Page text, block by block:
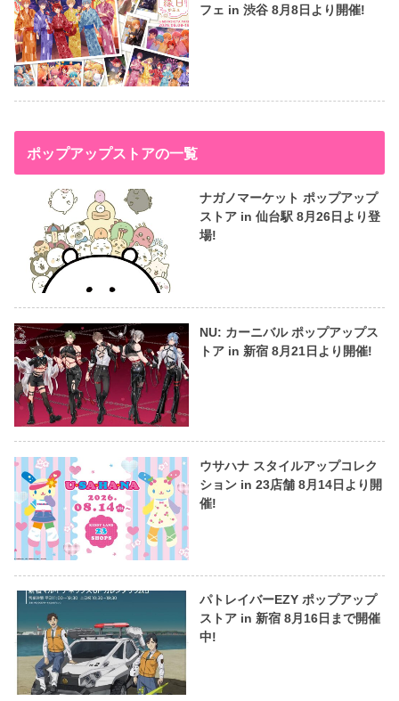
フェ in 渋谷 8月8日より開催!
ポップアップストアの一覧
ナガノマーケット ポップアップ
ストア in 仙台駅 8月26日より登
場!
NU: カーニバル ポップアップス
トア in 新宿 8月21日より開催!
ウサハナ スタイルアップコレク
ション in 23店舗 8月14日より開
催!
パトレイバーEZY ポップアップ
ストア in 新宿 8月16日まで開催
中!